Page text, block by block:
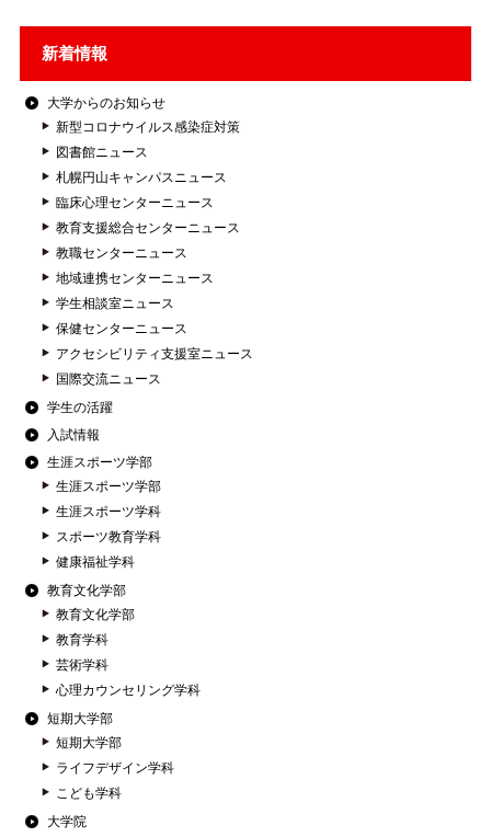
新着情報
大学からのお知らせ
新型コロナウイルス感染症対策
図書館ニュース
札幌円山キャンパスニュース
臨床心理センターニュース
教育支援総合センターニュース
教職センターニュース
地域連携センターニュース
学生相談室ニュース
保健センターニュース
アクセシビリティ支援室ニュース
国際交流ニュース
学生の活躍
入試情報
生涯スポーツ学部
生涯スポーツ学部
生涯スポーツ学科
スポーツ教育学科
健康福祉学科
教育文化学部
教育文化学部
教育学科
芸術学科
心理カウンセリング学科
短期大学部
短期大学部
ライフデザイン学科
こども学科
大学院